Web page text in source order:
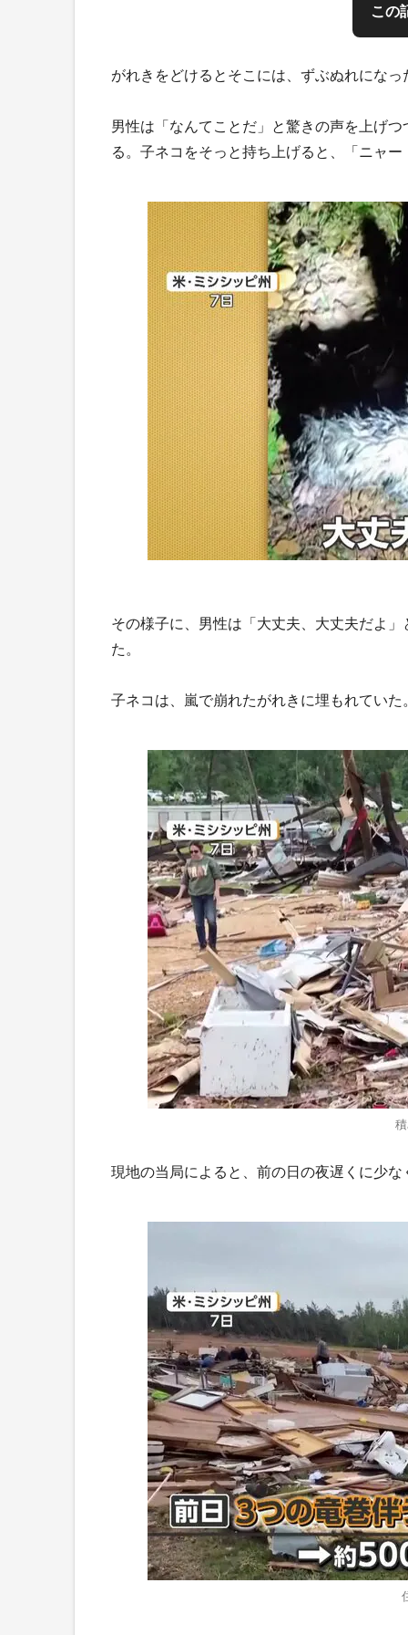
この
がれきをどけるとそこには、ずぶぬれにな
男性は「なんてことだ」と驚きの声を上げ
る。子ネコをそっと持ち上げると、「ニャ
その様子に、男性は「大丈夫、大丈夫だよ
た。
子ネコは、嵐で崩れたがれきに埋もれていた
現地の当局によると、前の日の夜遅くに少